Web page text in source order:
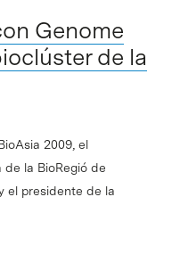
Genome
de la
2009, el
la BioRegió de
el presidente de la